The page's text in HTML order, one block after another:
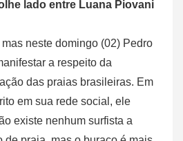
lado entre Luana Piovani
neste domingo (02) Pedro
a respeito da
das praias brasileiras. Em
em sua rede social, ele
existe nenhum surfista a